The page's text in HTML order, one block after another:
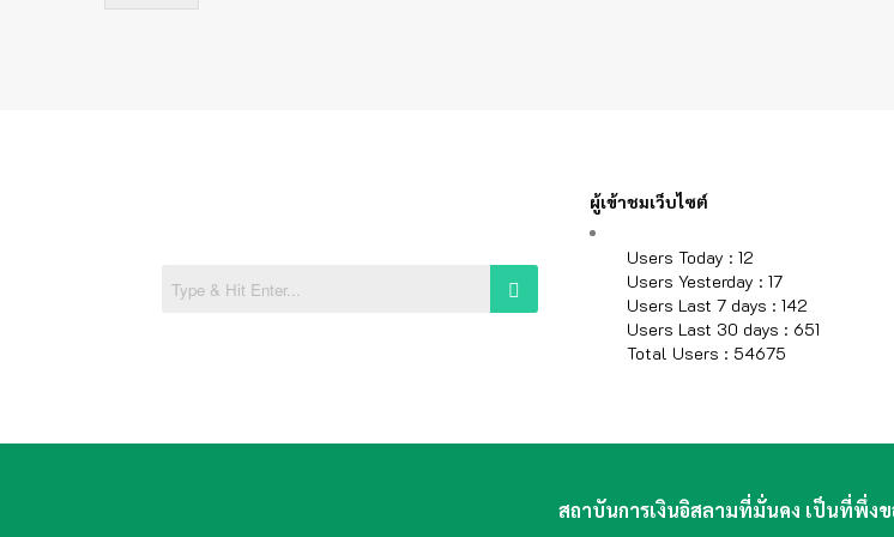
ผู้เข้าชมเว็บไซต์
Users Today : 12
Users Yesterday : 17
Users Last 7 days : 142
Users Last 30 days : 651
Total Users : 54675
สถาบันการเงินอิสลามที่มั่นคง เป็นที่พึ่ง